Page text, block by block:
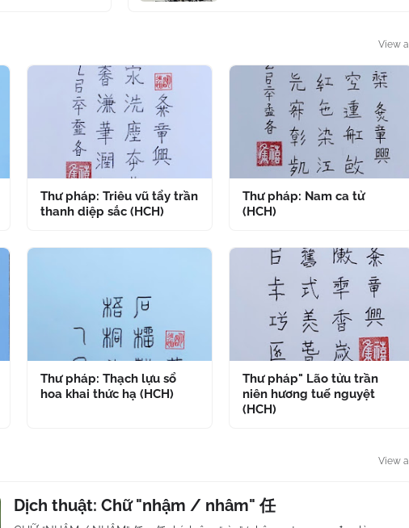
View all
Thư pháp: Triêu vũ tẩy trần
thanh diệp sắc (HCH)
Thư pháp: Nam ca tử
(HCH)
Thư pháp: Thạch lựu sổ
hoa khai thức hạ (HCH)
Thư pháp" Lão tửu trần
niên hương tuế nguyệt
(HCH)
View all
Dịch thuật: Chữ "nhậm / nhâm" 任